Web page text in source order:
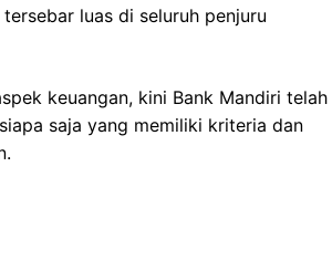
luas di seluruh penjuru
keuangan, kini Bank Mandiri telah
saja yang memiliki kriteria dan